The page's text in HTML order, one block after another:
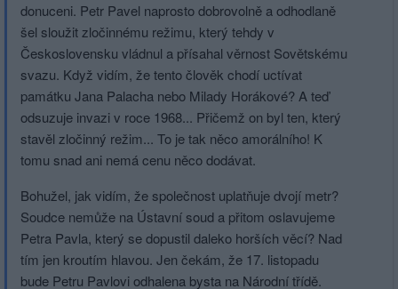
donuceni. Petr Pavel naprosto dobrovolně a odhodlaně
šel sloužit zločinnému režimu, který tehdy v
Československu vládnul a přísahal věrnost Sovětskému
svazu. Když vidím, že tento člověk chodí uctívat
památku Jana Palacha nebo Milady Horákové? A teď
odsuzuje invazi v roce 1968... Přičemž on byl ten, který
stavěl zločinný režim... To je tak něco amorálního! K
tomu snad ani nemá cenu něco dodávat.
Bohužel, jak vidím, že společnost uplatňuje dvojí metr?
Soudce nemůže na Ústavní soud a přitom oslavujeme
Petra Pavla, který se dopustil daleko horších věcí? Nad
tím jen kroutím hlavou. Jen čekám, že 17. listopadu
bude Petru Pavlovi odhalena bysta na Národní třídě.